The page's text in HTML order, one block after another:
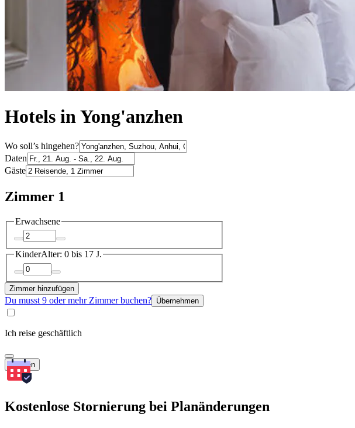
Hotels in Yong'anzhen
Wo soll’s hingehen?
Daten
Gäste
Zimmer 1
Erwachsene
KinderAlter: 0 bis 17 J.
Zimmer hinzufügen
Du musst 9 oder mehr Zimmer buchen? Übernehmen
Ich reise geschäftlich
Suchen
Kostenlose Stornierung bei Planänderungen